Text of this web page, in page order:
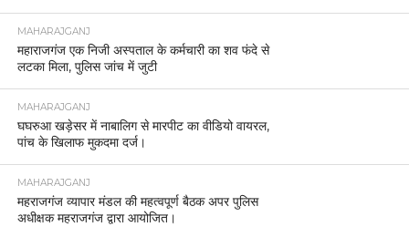
MAHARAJGANJ
महाराजगंज एक निजी अस्पताल के कर्मचारी का शव फंदे से
लटका मिला, पुलिस जांच में जुटी
MAHARAJGANJ
घघरुआ खड़ेसर में नाबालिग से मारपीट का वीडियो वायरल,
पांच के खिलाफ मुकदमा दर्ज।
MAHARAJGANJ
महराजगंज व्यापार मंडल की महत्वपूर्ण बैठक अपर पुलिस
अधीक्षक महराजगंज द्वारा आयोजित।